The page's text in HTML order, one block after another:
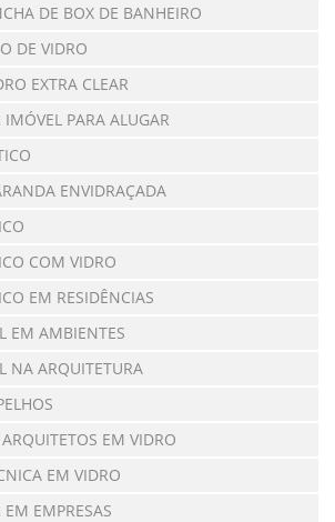
DE BOX DE BANHEIRO
DE VIDRO
EXTRA CLEAR
PARA ALUGAR
ENVIDRAÇADA
COM VIDRO
EM RESIDÊNCIAS
EM AMBIENTES
NA ARQUITETURA
EM VIDRO
EM VIDRO
EMPRESAS